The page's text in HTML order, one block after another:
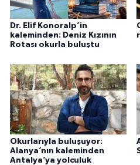
Dr. Elif Konoralp’in
kaleminden: Deniz Kızının
Rotası okurla buluştu
Okurlarıyla buluşuyor:
Alanya’nın kaleminden
Antalya’ya yolculuk